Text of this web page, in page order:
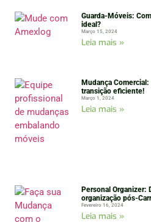
Guarda-Móveis:
ideal?
Março 15, 2024
Leia mais »
Mudança Comercial:
transição eficiente!
Março 1, 2024
Leia mais »
Personal Organizer:
organização pós-
Fevereiro 16, 2024
Leia mais »